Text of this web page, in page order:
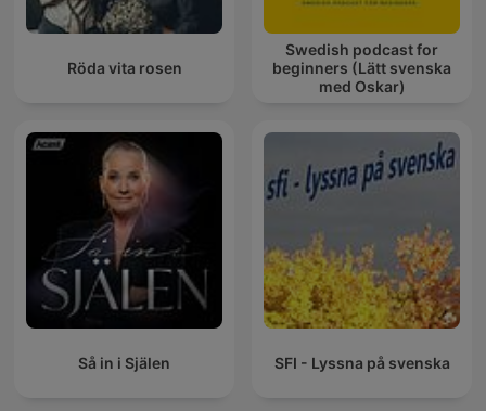
Röda vita rosen
Swedish podcast for
beginners (Lätt svenska
med Oskar)
Så in i Själen SFI - Lyssna på svenska